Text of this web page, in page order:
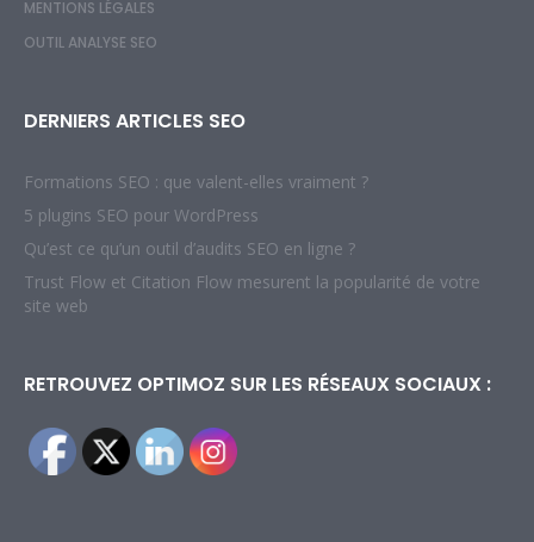
MENTIONS LÉGALES
OUTIL ANALYSE SEO
DERNIERS ARTICLES SEO
Formations SEO : que valent-elles vraiment ?
5 plugins SEO pour WordPress
Qu’est ce qu’un outil d’audits SEO en ligne ?
Trust Flow et Citation Flow mesurent la popularité de votre
site web
RETROUVEZ OPTIMOZ SUR LES RÉSEAUX SOCIAUX :